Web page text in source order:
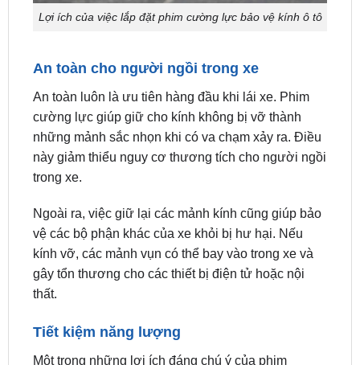
An toàn cho người ngồi trong xe
cường lực giúp giữ cho kính không bị vỡ thành
những mảnh sắc nhọn khi có va chạm xảy ra. Điều
này giảm thiểu nguy cơ thương tích cho người ngồi
trong xe.
Ngoài ra, việc giữ lại các mảnh kính cũng giúp bảo
kính vỡ, các mảnh vụn có thể bay vào trong xe và
gây tổn thương cho các thiết bị điện tử hoặc nội
thất.
Tiết kiệm năng lượng
cường lực là khả năng giảm nhiệt độ bên trong xe.
Khi nhiệt độ bên trong xe giảm, hệ thống điều hòa